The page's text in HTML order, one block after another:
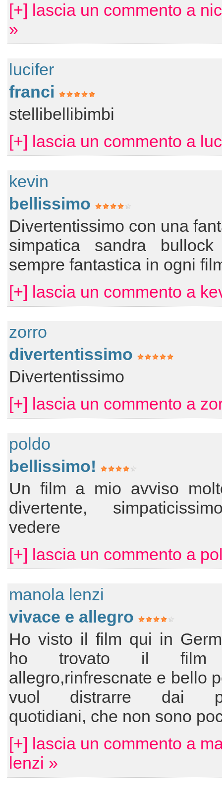
[+] lascia un commento a
»
lucifer
franci
stellibellibimbi
[+] lascia un commento a
kevin
bellissimo
Divertentissimo con una
simpatica sandra
sempre fantastica in ogni
[+] lascia un commento a
zorro
divertentissimo
Divertentissimo
[+] lascia un commento a
poldo
bellissimo!
Un film a mio avviso
divertente,
vedere
[+] lascia un commento a
manola lenzi
vivace e allegro
Ho visto il film qui in
ho trovato il film
allegro,rinfrescnate e bello
vuol distrarre dai
quotidiani, che non sono
[+] lascia un commento a
lenzi »